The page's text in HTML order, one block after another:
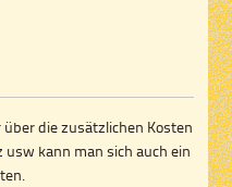
über die zusätzlichen Kosten
kann man sich auch ein